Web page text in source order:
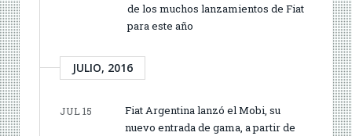
de los muchos lanzamientos de Fiat
para este año
JULIO, 2016
JUL 15
Fiat Argentina lanzó el Mobi, su
nuevo entrada de gama, a partir de